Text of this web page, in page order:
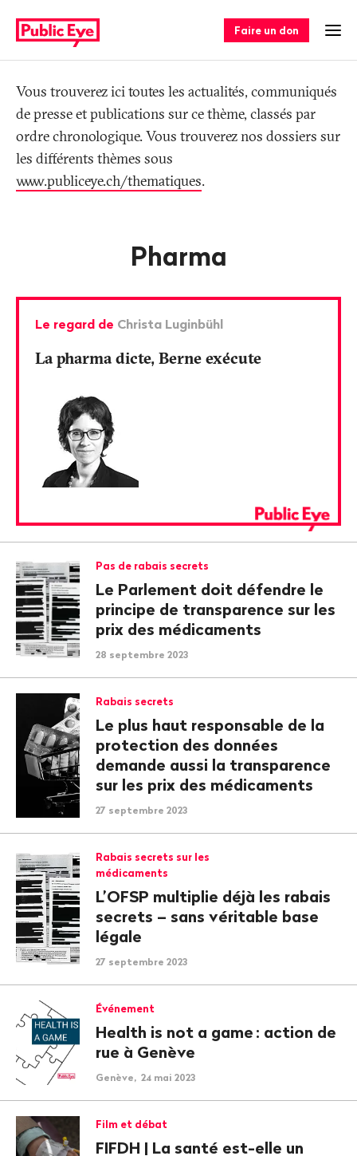
sur
publiceye.ch
rapide
Faire un don
TagVous trouverez ici toutes les actualités, communiqués
de presse et publications sur ce thème, classés par
ordre chronologique. Vous trouverez nos dossiers sur
les différents thèmes sous
www.publiceye.ch/thematiques.
Pharma
Le regard de Christa Luginbühl
La pharma dicte, Berne exécute
Pas de rabais secrets
Le Parlement doit défendre le
principe de transparence sur les
prix des médicaments
28 septembre 2023
Rabais secrets
Le plus haut responsable de la
protection des données
demande aussi la transparence
sur les prix des médicaments
27 septembre 2023
Rabais secrets sur les
médicaments
L’OFSP multiplie déjà les rabais
secrets – sans véritable base
légale
27 septembre 2023
Événement
Health is not a game : action de
rue à Genève
Genève, 24 mai 2023
Film et débat
FIFDH | La santé est-elle un